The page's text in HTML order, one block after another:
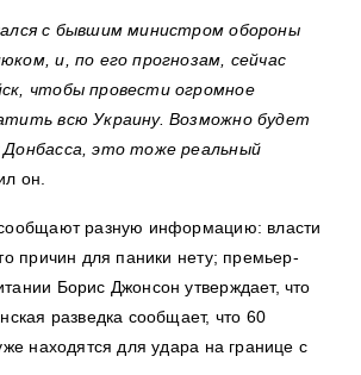
с бывшим министром обороны
и, по его прогнозам, сейчас
чтобы провести огромное
всю Украину. Возможно будет
это тоже реальный
он.
разную информацию: власти
причин для паники нету; премьер-
Борис Джонсон утверждает, что
разведка сообщает, что 60
находятся для удара на границе с